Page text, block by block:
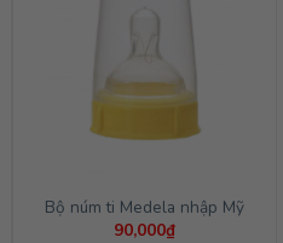
Bộ núm ti Medela nhập Mỹ
90,000₫